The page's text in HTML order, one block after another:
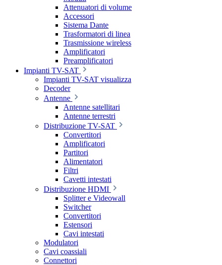
Attenuatori di volume
Accessori
Sistema Dante
Trasformatori di linea
Trasmissione wireless
Amplificatori
Preamplificatori
Impianti TV-SAT
Impianti TV-SAT visualizza
Decoder
Antenne
Antenne satellitari
Antenne terrestri
Distribuzione TV-SAT
Convertitori
Amplificatori
Partitori
Alimentatori
Filtri
Cavetti intestati
Distribuzione HDMI
Splitter e Videowall
Switcher
Convertitori
Estensori
Cavi intestati
Modulatori
Cavi coassiali
Connettori